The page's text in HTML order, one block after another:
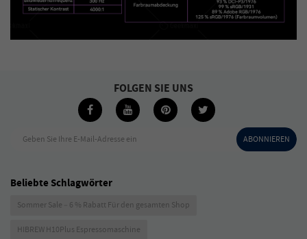
Geben Sie Ihre E-Mail-Adresse ein ABONNIEREN
FOLGEN SIE UNS
Beliebte Schlagwörter
Sommer Sale – 6 % Rabatt Für den gesamten Shop
HIBREW H10Plus Espressomaschine